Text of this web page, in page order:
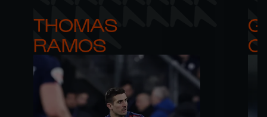
THOMAS
RAMOS